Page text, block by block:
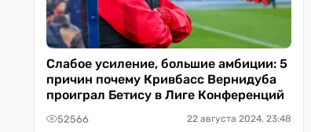
Слабое усиление, большие амбиции: 5
причин почему Кривбасс Вернидуба
проиграл Бетису в Лиге Конференций
52566 22 августа 2024, 23:48